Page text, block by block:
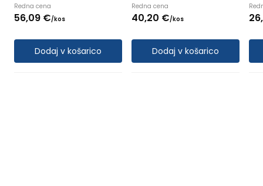
Redna cena
56,09 €/ kos
Dodaj v košarico
Redna cena
40,20 €/ kos
Dodaj v košarico
26,